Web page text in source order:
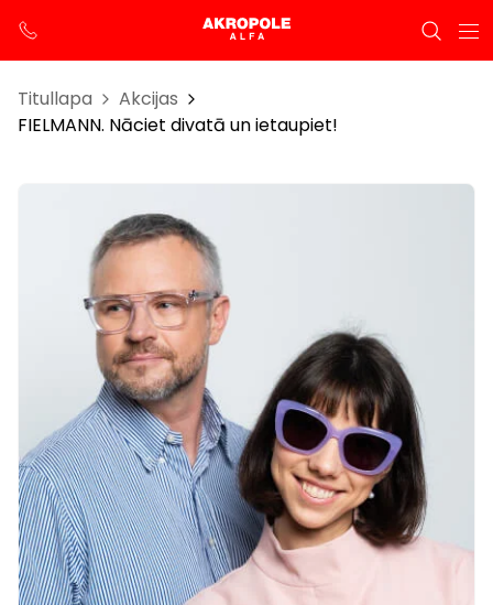
Titullapa
Akcijas
FIELMANN. Nāciet divatā un ietaupiet!